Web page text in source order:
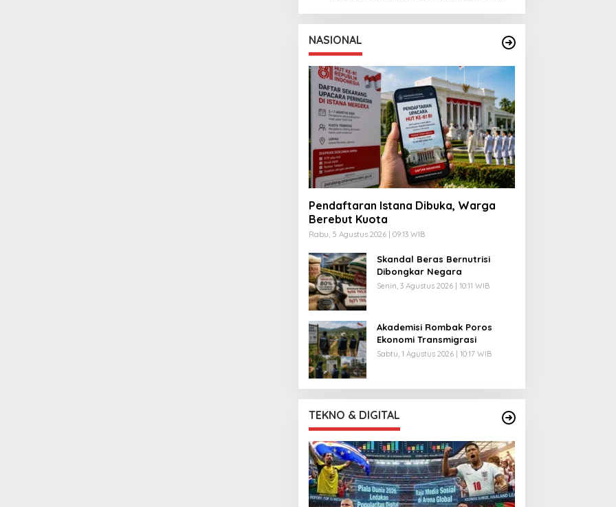
NASIONAL
Pendaftaran Istana Dibuka, Warga
Berebut Kuota
Rabu, 5 Agustus 2026 | 09:13 WIB
Skandal Beras Bernutrisi
Dibongkar Negara
Senin, 3 Agustus 2026 | 10:11 WIB
Akademisi Rombak Poros
Ekonomi Transmigrasi
Sabtu, 1 Agustus 2026 | 10:17 WIB
TEKNO & DIGITAL